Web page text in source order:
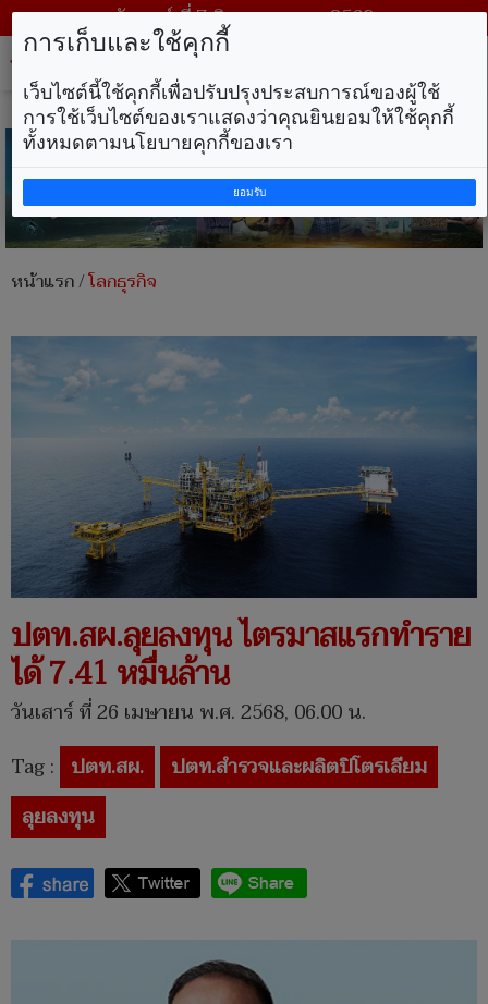
วันศุกร์ ที่ 7 สิงหาคม พ.ศ. 2569
หน้าแรก/โลกธุรกิจ
ปตท.สผ.ลุยลงทุน ไตรมาสแรกทำราย
ได้ 7.41 หมื่นล้าน
วันเสาร์ ที่ 26 เมษายน พ.ศ. 2568, 06.00 น.
Tag : ปตท.สผ.
ปตท.สำรวจและผลิตปิโตรเลียม
ลุยลงทุน
การเก็บและใช้คุกกี้
เว็บไซต์นี้ใช้คุกกี้เพื่อปรับปรุงประสบการณ์ของผู้ใช้
การใช้เว็บไซต์ของเราแสดงว่าคุณยินยอมให้ใช้คุกกี้
ทั้งหมดตามนโยบายคุกกี้ของเรา
ยอมรับ